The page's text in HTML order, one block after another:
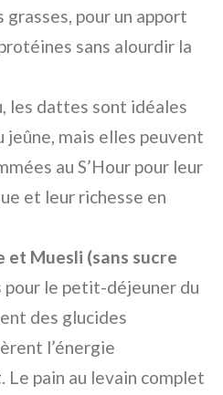
pour un apport
sans alourdir la
les dattes sont idéales
jeûne, mais elles peuvent
au S’Hour pour leur
et leur richesse en
et Muesli (sans sucre
pour le petit-déjeuner du
des glucides
l’énergie
Le pain au levain complet